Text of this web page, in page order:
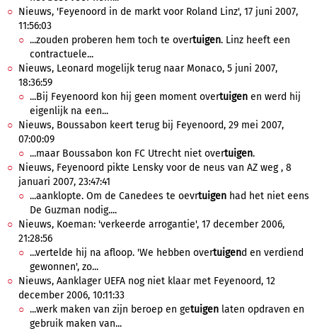
Nieuws, 'Feyenoord in de markt voor Roland Linz', 17 juni 2007,
11:56:03
...zouden proberen hem toch te overtuigen. Linz heeft een
contractuele...
Nieuws, Leonard mogelijk terug naar Monaco, 5 juni 2007,
18:36:59
...Bij Feyenoord kon hij geen moment overtuigen en werd hij
eigenlijk na een...
Nieuws, Boussabon keert terug bij Feyenoord, 29 mei 2007,
07:00:09
...maar Boussabon kon FC Utrecht niet overtuigen.
Nieuws, Feyenoord pikte Lensky voor de neus van AZ weg , 8
januari 2007, 23:47:41
...aanklopte. Om de Canedees te oevrtuigen had het niet eens
De Guzman nodig....
Nieuws, Koeman: 'verkeerde arrogantie', 17 december 2006,
21:28:56
...vertelde hij na afloop. 'We hebben overtuigend en verdiend
gewonnen', zo...
Nieuws, Aanklager UEFA nog niet klaar met Feyenoord, 12
december 2006, 10:11:33
...werk maken van zijn beroep en getuigen laten opdraven en
gebruik maken van...